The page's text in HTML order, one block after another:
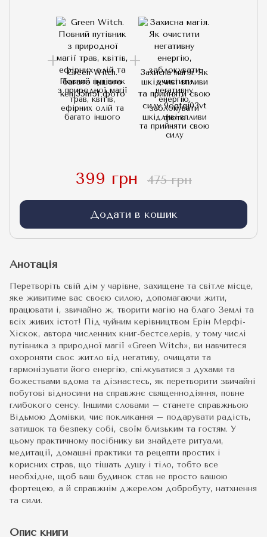
Green Witch.
Повний путівник
з природної магії
трав, квітів,
ефірних олій та
багато іншого
Захисна магія. Як
очистити
негативну
енергію,
заблокувати
шкідливі впливи
та прийняти свою
силу
399 грн 475 грн
Додати в кошик
Анотація
Перетворіть свій дім у чарівне, захищене та світле місце,
яке живитиме вас своєю силою, допомагаючи жити,
працювати і, звичайно ж, творити магію на благо Землі та
всіх живих істот! Під чуйним керівництвом Ерін Мерфі-
Хіскок, автора численних книг-бестселерів, у тому числі
путівника з природної магії «Green Witch», ви навчитеся
охороняти своє житло від негативу, очищати та
гармонізувати його енергію, спілкуватися з духами та
божествами вдома та дізнаєтесь, як перетворити звичайні
побутові відносини на справжнє священнодіяння, повне
глибокого сенсу. Іншими словами – станете справжньою
Відьмою Домівки, чиє покликання – подарувати радість,
затишок та безпеку собі, своїм близьким та гостям. У
цьому практичному посібнику ви знайдете ритуали,
медитації, домашні практики та рецепти простих і
корисних страв, що тішать душу і тіло, тобто все
необхідне, щоб ваш будинок став не просто вашою
фортецею, а й справжнім джерелом добробуту, натхнення
та сили.
Опис книги